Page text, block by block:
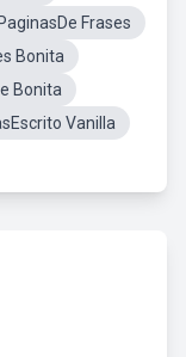
PaginasDe Frases
Bonita
Bonita
Vanilla